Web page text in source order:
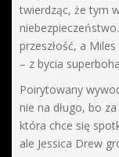
twierdząc, że tym
przeszłość, a
– z bycia
Poirytowany
nie na długo, bo
która chce się
ale Jessica Drew